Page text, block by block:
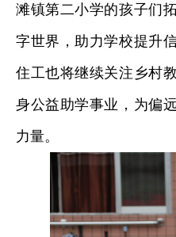
滩镇第二小学的孩子们
字世界，助力学校提升
住工也将继续关注乡村
身公益助学事业，为偏
力量。